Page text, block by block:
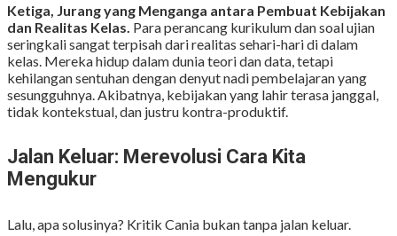
Ketiga, Jurang yang Menganga antara Pembuat Kebijakan
dan Realitas Kelas. Para perancang kurikulum dan soal ujian
seringkali sangat terpisah dari realitas sehari-hari di dalam
kelas. Mereka hidup dalam dunia teori dan data, tetapi
kehilangan sentuhan dengan denyut nadi pembelajaran yang
sesungguhnya. Akibatnya, kebijakan yang lahir terasa janggal,
tidak kontekstual, dan justru kontra-produktif.
Jalan Keluar: Merevolusi Cara Kita
Mengukur
Lalu, apa solusinya? Kritik Cania bukan tanpa jalan keluar.